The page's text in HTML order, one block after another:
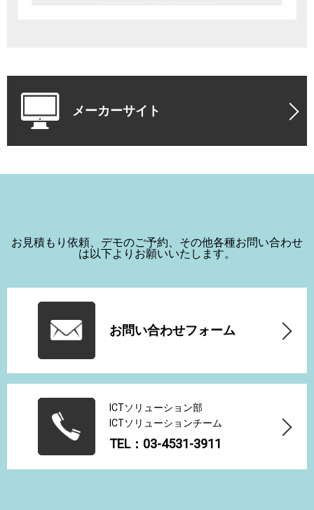
メーカーサイト
お見積もり依頼、デモのご予約、その他各種お問い合わせ
は以下よりお願いいたします。
お問い合わせフォーム
ICTソリューション部
ICTソリューションチーム
TEL：03-4531-3911